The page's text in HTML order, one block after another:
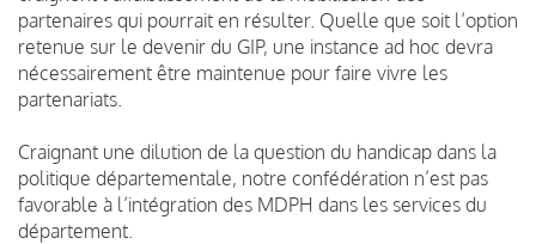
partenaires qui pourrait en résulter. Quelle que soit l’option
retenue sur le devenir du GIP, une instance ad hoc devra
nécessairement être maintenue pour faire vivre les
partenariats.
Craignant une dilution de la question du handicap dans la
politique départementale, notre confédération n’est pas
favorable à l’intégration des MDPH dans les services du
département.